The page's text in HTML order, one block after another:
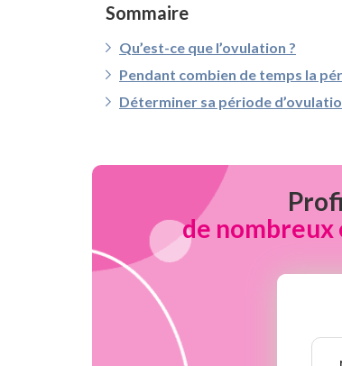
Sommaire
Qu’est-ce que l’ovulation ?
Pendant combien de temps la
Déterminer sa période
de